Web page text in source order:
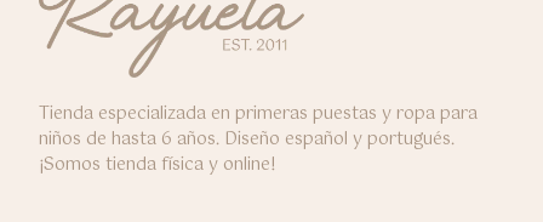
Tienda especializada en primeras puestas y ropa para
niños de hasta 6 años. Diseño español y portugués.
¡Somos tienda física y online!